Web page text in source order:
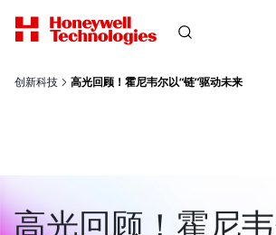
创新科技 高光回顾！霍尼韦尔以“链”驱动未来
高光回顾！霍尼